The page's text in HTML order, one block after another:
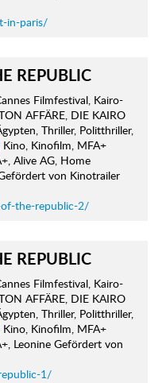
in-paris/
REPUBLIC
Filmfestival, Kairo-
AFFÄRE, DIE KAIRO
Thriller, Politthriller,
Kino, Kinofilm, MFA+
Alive AG, Home
von Kinotrailer
the-republic-2/
REPUBLIC
Filmfestival, Kairo-
AFFÄRE, DIE KAIRO
Thriller, Politthriller,
Kino, Kinofilm, MFA+
Leonine Gefördert von
1/